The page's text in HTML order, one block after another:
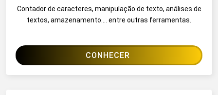
Contador de caracteres, manipulação de texto, análises de
textos, amazenamento.... entre outras ferramentas.
CONHECER